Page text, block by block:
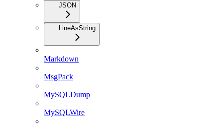
JSON
LineAsString
Markdown
MsgPack
MySQLDump
MySQLWire